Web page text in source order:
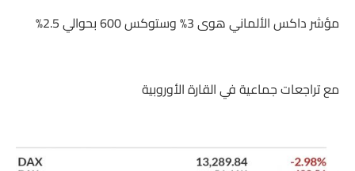
مؤشر داكس الألماني هوى 3% وستوكس 600 بحوالي 2.5%
مع تراجعات جماعية في القارة الأوروبية